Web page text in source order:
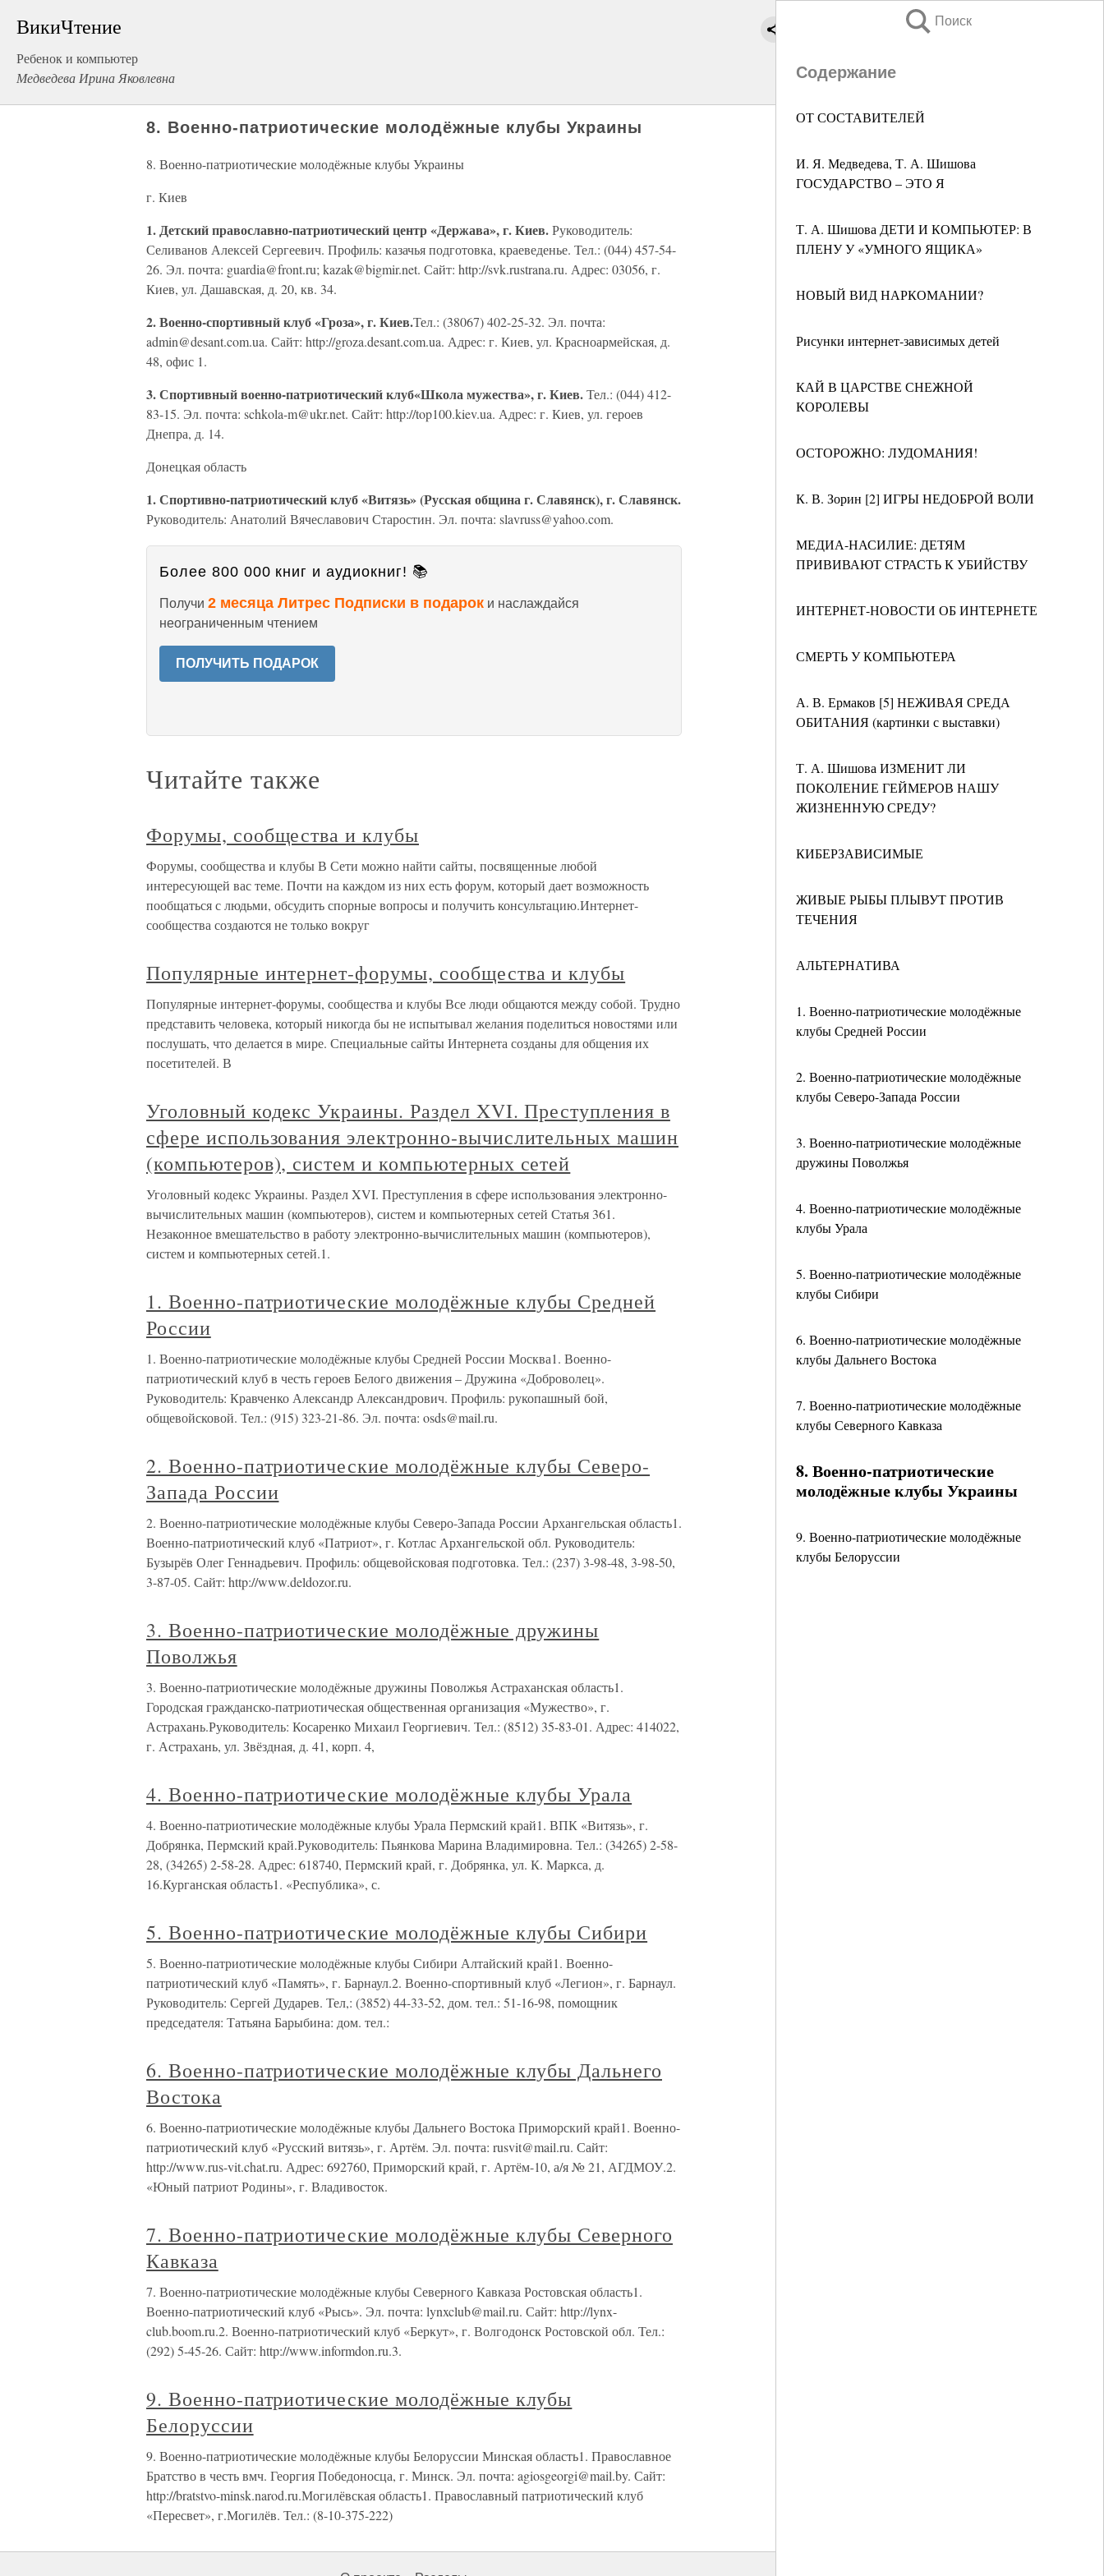
ВикиЧтение
Ребенок и компьютер
Медведева Ирина Яковлевна
Поиск
Содержание
ОТ СОСТАВИТЕЛЕЙ
И. Я. Медведева, Т. А. Шишова
ГОСУДАРСТВО – ЭТО Я
Т. А. Шишова ДЕТИ И КОМПЬЮТЕР: В
ПЛЕНУ У «УМНОГО ЯЩИКА»
НОВЫЙ ВИД НАРКОМАНИИ?
Рисунки интернет-зависимых детей
КАЙ В ЦАРСТВЕ СНЕЖНОЙ
КОРОЛЕВЫ
ОСТОРОЖНО: ЛУДОМАНИЯ!
К. В. Зорин [2] ИГРЫ НЕДОБРОЙ ВОЛИ
МЕДИА-НАСИЛИЕ: ДЕТЯМ
ПРИВИВАЮТ СТРАСТЬ К УБИЙСТВУ
ИНТЕРНЕТ-НОВОСТИ ОБ ИНТЕРНЕТЕ
СМЕРТЬ У КОМПЬЮТЕРА
А. В. Ермаков [5] НЕЖИВАЯ СРЕДА
ОБИТАНИЯ (картинки с выставки)
Т. А. Шишова ИЗМЕНИТ ЛИ
ПОКОЛЕНИЕ ГЕЙМЕРОВ НАШУ
ЖИЗНЕННУЮ СРЕДУ?
КИБЕРЗАВИСИМЫЕ
ЖИВЫЕ РЫБЫ ПЛЫВУТ ПРОТИВ
ТЕЧЕНИЯ
АЛЬТЕРНАТИВА
1. Военно-патриотические молодёжные
клубы Средней России
2. Военно-патриотические молодёжные
клубы Северо-Запада России
3. Военно-патриотические молодёжные
дружины Поволжья
4. Военно-патриотические молодёжные
клубы Урала
5. Военно-патриотические молодёжные
клубы Сибири
6. Военно-патриотические молодёжные
клубы Дальнего Востока
7. Военно-патриотические молодёжные
клубы Северного Кавказа
8. Военно-патриотические
молодёжные клубы Украины
9. Военно-патриотические молодёжные
клубы Белоруссии
8. Военно-патриотические молодёжные клубы Украины
8. Военно-патриотические молодёжные клубы Украины
г. Киев
1. Детский православно-патриотический центр «Держава», г. Киев.Руководитель:
Селиванов Алексей Сергеевич. Профиль: казачья подготовка, краеведенье. Тел.: (044) 457-54-
26. Эл. почта: guardia@front.ru; kazak@bigmir.net. Сайт: http://svk.rustrana.ru. Адрес: 03056, г.
Киев, ул. Дашавская, д. 20, кв. 34.
2. Военно-спортивный клуб «Гроза», г. Киев.Тел.: (38067) 402-25-32. Эл. почта:
admin@desant.com.ua. Сайт: http://groza.desant.com.ua. Адрес: г. Киев, ул. Красноармейская, д.
48, офис 1.
3. Спортивный военно-патриотический клуб«Школа мужества», г. Киев.Тел.: (044) 412-
83-15. Эл. почта: schkola-m@ukr.net. Сайт: http://top100.kiev.ua. Адрес: г. Киев, ул. героев
Днепра, д. 14.
Донецкая область
1. Спортивно-патриотический клуб «Витязь» (Русская община г. Славянск), г. Славянск.
Руководитель: Анатолий Вячеславович Старостин. Эл. почта: slavruss@yahoo.com.
Более 800 000 книг и аудиокниг! 📚
Получи 2 месяца Литрес Подписки в подарок и наслаждайся
неограниченным чтением
ПОЛУЧИТЬ ПОДАРОК
Читайте также
Форумы, сообщества и клубы
Форумы, сообщества и клубы В Сети можно найти сайты, посвященные любой
интересующей вас теме. Почти на каждом из них есть форум, который дает возможность
пообщаться с людьми, обсудить спорные вопросы и получить консультацию.Интернет-
сообщества создаются не только вокруг
Популярные интернет-форумы, сообщества и клубы
Популярные интернет-форумы, сообщества и клубы Все люди общаются между собой. Трудно
представить человека, который никогда бы не испытывал желания поделиться новостями или
послушать, что делается в мире. Специальные сайты Интернета созданы для общения их
посетителей. В
Уголовный кодекс Украины. Раздел XVI. Преступления в
сфере использования электронно-вычислительных машин
(компьютеров), систем и компьютерных сетей
Уголовный кодекс Украины. Раздел XVI. Преступления в сфере использования электронно-
вычислительных машин (компьютеров), систем и компьютерных сетей Статья 361.
Незаконное вмешательство в работу электронно-вычислительных машин (компьютеров),
систем и компьютерных сетей.1.
1. Военно-патриотические молодёжные клубы Средней
России
1. Военно-патриотические молодёжные клубы Средней России Москва1. Военно-
патриотический клуб в честь героев Белого движения – Дружина «Доброволец».
Руководитель: Кравченко Александр Александрович. Профиль: рукопашный бой,
общевойсковой. Тел.: (915) 323-21-86. Эл. почта: osds@mail.ru.
2. Военно-патриотические молодёжные клубы Северо-
Запада России
2. Военно-патриотические молодёжные клубы Северо-Запада России Архангельская область1.
Военно-патриотический клуб «Патриот», г. Котлас Архангельской обл. Руководитель:
Бузырёв Олег Геннадьевич. Профиль: общевойсковая подготовка. Тел.: (237) 3-98-48, 3-98-50,
3-87-05. Сайт: http://www.deldozor.ru.
3. Военно-патриотические молодёжные дружины
Поволжья
3. Военно-патриотические молодёжные дружины Поволжья Астраханская область1.
Городская гражданско-патриотическая общественная организация «Мужество», г.
Астрахань.Руководитель: Косаренко Михаил Георгиевич. Тел.: (8512) 35-83-01. Адрес: 414022,
г. Астрахань, ул. Звёздная, д. 41, корп. 4,
4. Военно-патриотические молодёжные клубы Урала
4. Военно-патриотические молодёжные клубы Урала Пермский край1. ВПК «Витязь», г.
Добрянка, Пермский край.Руководитель: Пьянкова Марина Владимировна. Тел.: (34265) 2-58-
28, (34265) 2-58-28. Адрес: 618740, Пермский край, г. Добрянка, ул. К. Маркса, д.
16.Курганская область1. «Республика», с.
5. Военно-патриотические молодёжные клубы Сибири
5. Военно-патриотические молодёжные клубы Сибири Алтайский край1. Военно-
патриотический клуб «Память», г. Барнаул.2. Военно-спортивный клуб «Легион», г. Барнаул.
Руководитель: Сергей Дударев. Тел,: (3852) 44-33-52, дом. тел.: 51-16-98, помощник
председателя: Татьяна Барыбина: дом. тел.:
6. Военно-патриотические молодёжные клубы Дальнего
Востока
6. Военно-патриотические молодёжные клубы Дальнего Востока Приморский край1. Военно-
патриотический клуб «Русский витязь», г. Артём. Эл. почта: rusvit@mail.ru. Сайт:
http://www.rus-vit.chat.ru. Адрес: 692760, Приморский край, г. Артём-10, а/я № 21, АГДМОУ.2.
«Юный патриот Родины», г. Владивосток.
7. Военно-патриотические молодёжные клубы Северного
Кавказа
7. Военно-патриотические молодёжные клубы Северного Кавказа Ростовская область1.
Военно-патриотический клуб «Рысь». Эл. почта: lynxclub@mail.ru. Сайт: http://lynx-
club.boom.ru.2. Военно-патриотический клуб «Беркут», г. Волгодонск Ростовской обл. Тел.:
(292) 5-45-26. Сайт: http://www.informdon.ru.3.
9. Военно-патриотические молодёжные клубы
Белоруссии
9. Военно-патриотические молодёжные клубы Белоруссии Минская область1. Православное
Братство в честь вмч. Георгия Победоносца, г. Минск. Эл. почта: agiosgeorgi@mail.by. Сайт:
http://bratstvo-minsk.narod.ru.Могилёвская область1. Православный патриотический клуб
«Пересвет», г.Могилёв. Тел.: (8-10-375-222)